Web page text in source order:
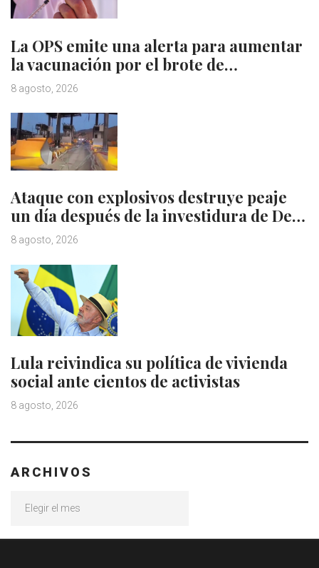
La OPS emite una alerta para aumentar
la vacunación por el brote de…
8 agosto, 2026
Ataque con explosivos destruye peaje
un día después de la investidura de De…
8 agosto, 2026
Lula reivindica su política de vivienda
social ante cientos de activistas
8 agosto, 2026
ARCHIVOS